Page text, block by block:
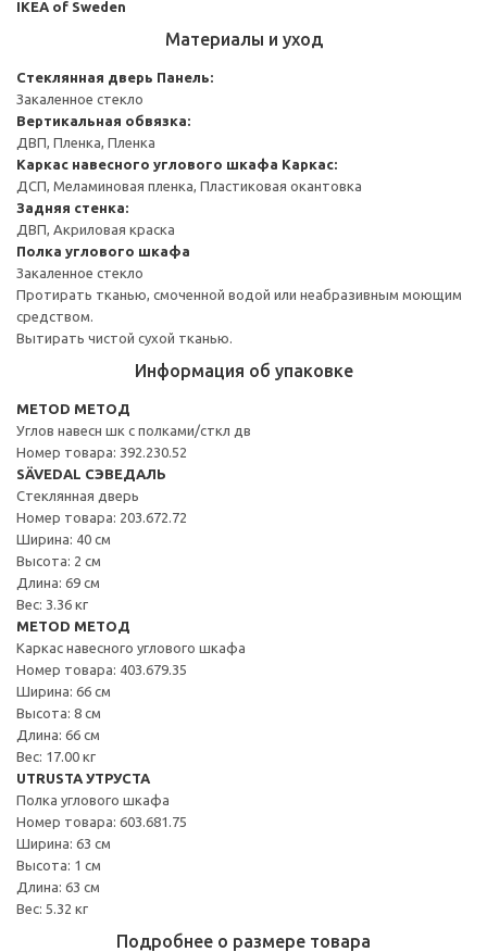
IKEA of Sweden
Материалы и уход
Стеклянная дверь Панель:
Закаленное стекло
Вертикальная обвязка:
ДВП, Пленка, Пленка
Каркас навесного углового шкафа Каркас:
ДСП, Меламиновая пленка, Пластиковая окантовка
Задняя стенка:
ДВП, Акриловая краска
Полка углового шкафа
Закаленное стекло
Протирать тканью, смоченной водой или неабразивным моющим
средством.
Вытирать чистой сухой тканью.
Информация об упаковке
METOD МЕТОД
Углов навесн шк с полками/сткл дв
Номер товара: 392.230.52
SÄVEDAL СЭВЕДАЛЬ
Стеклянная дверь
Номер товара: 203.672.72
Ширина: 40 см
Высота: 2 см
Длина: 69 см
Вес: 3.36 кг
METOD МЕТОД
Каркас навесного углового шкафа
Номер товара: 403.679.35
Ширина: 66 см
Высота: 8 см
Длина: 66 см
Вес: 17.00 кг
UTRUSTA УТРУСТА
Полка углового шкафа
Номер товара: 603.681.75
Ширина: 63 см
Высота: 1 см
Длина: 63 см
Вес: 5.32 кг
Подробнее о размере товара